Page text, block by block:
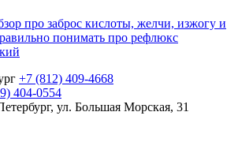
про заброс кислоты, желчи, изжогу и
понимать про рефлюкс
+7 (812) 409-4668
404-0554
ул. Большая Морская, 31